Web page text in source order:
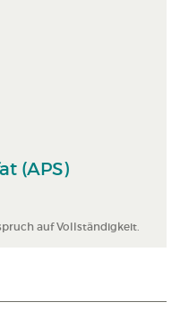
(APS)
auf Vollständigkeit.